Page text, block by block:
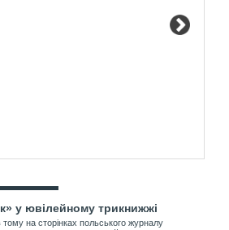
у ювілейному трикнижжі
тому на сторінках польського журналу